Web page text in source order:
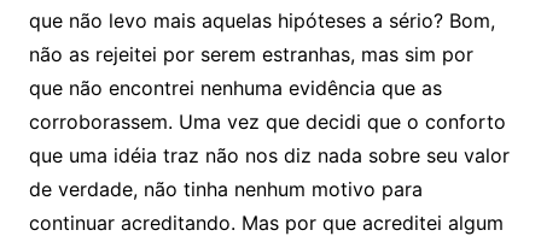
que não levo mais aquelas hipóteses a sério? Bom,
não as rejeitei por serem estranhas, mas sim por
que não encontrei nenhuma evidência que as
corroborassem. Uma vez que decidi que o conforto
que uma idéia traz não nos diz nada sobre seu valor
de verdade, não tinha nenhum motivo para
continuar acreditando. Mas por que acreditei algum